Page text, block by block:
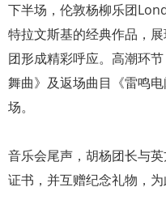
下半场，伦敦杨柳乐团
特拉文斯基的经典作品，
团形成精彩呼应。高潮环
舞曲》及返场曲目《雷鸣
场。
音乐会尾声，胡杨团长与
证书，并互赠纪念礼物，为